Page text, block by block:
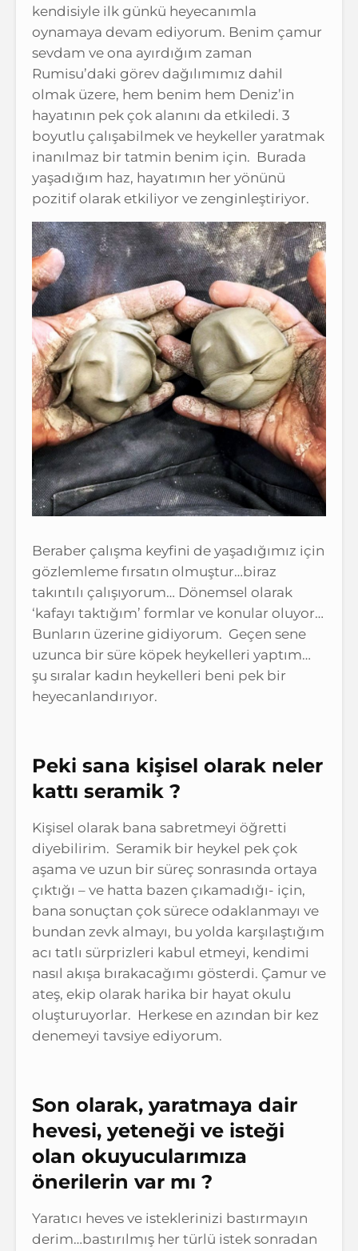
kendisiyle ilk günkü heyecanımla
oynamaya devam ediyorum. Benim çamur
sevdam ve ona ayırdığım zaman
Rumisu’daki görev dağılımımız dahil
olmak üzere, hem benim hem Deniz’in
hayatının pek çok alanını da etkiledi. 3
boyutlu çalışabilmek ve heykeller yaratmak
inanılmaz bir tatmin benim için. Burada
yaşadığım haz, hayatımın her yönünü
pozitif olarak etkiliyor ve zenginleştiriyor.
Beraber çalışma keyfini de yaşadığımız için
gözlemleme fırsatın olmuştur…biraz
takıntılı çalışıyorum… Dönemsel olarak
‘kafayı taktığım’ formlar ve konular oluyor…
Bunların üzerine gidiyorum. Geçen sene
uzunca bir süre köpek heykelleri yaptım…
şu sıralar kadın heykelleri beni pek bir
heyecanlandırıyor.
Peki sana kişisel olarak neler
kattı seramik ?
Kişisel olarak bana sabretmeyi öğretti
diyebilirim. Seramik bir heykel pek çok
aşama ve uzun bir süreç sonrasında ortaya
çıktığı – ve hatta bazen çıkamadığı- için,
bana sonuçtan çok sürece odaklanmayı ve
bundan zevk almayı, bu yolda karşılaştığım
acı tatlı sürprizleri kabul etmeyi, kendimi
nasıl akışa bırakacağımı gösterdi. Çamur ve
ateş, ekip olarak harika bir hayat okulu
oluşturuyorlar. Herkese en azından bir kez
denemeyi tavsiye ediyorum.
Son olarak, yaratmaya dair
hevesi, yeteneği ve isteği
olan okuyucularımıza
önerilerin var mı ?
Yaratıcı heves ve isteklerinizi bastırmayın
derim…bastırılmış her türlü istek sonradan